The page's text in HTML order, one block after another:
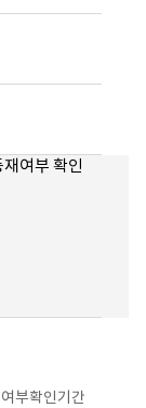
여부 확인
부확인기간